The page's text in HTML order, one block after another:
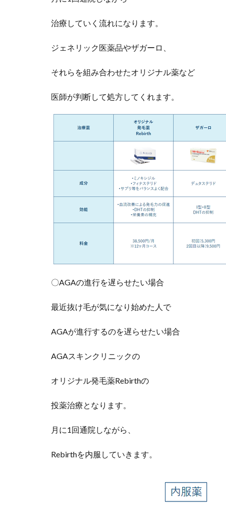
治療していく流れになります。
ジェネリック医薬品やザガーロ、
それらを組み合わせたオリジナル薬など
医師が判断して処方してくれます。
〇AGAの進行を遅らせたい場合
最近抜け毛が気になり始めた人で
AGAが進行するのを遅らせたい場合
AGAスキンクリニックの
オリジナル発毛薬Rebirthの
投薬治療となります。
月に1回通院しながら、
Rebirthを内服していきます。